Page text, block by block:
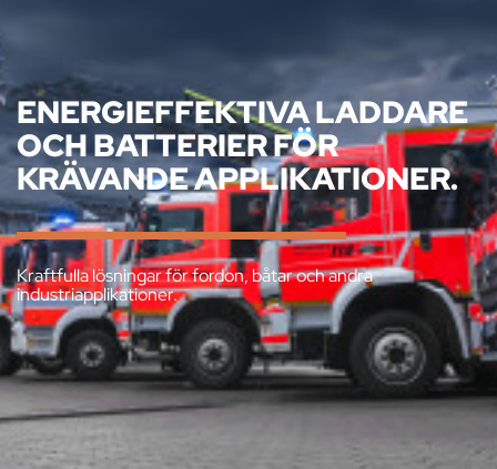
ENERGIEFFEKTIVA LADDARE
OCH BATTERIER FÖR
KRÄVANDE APPLIKATIONER.
Kraftfulla lösningar för fordon, båtar och andra
industriapplikationer.